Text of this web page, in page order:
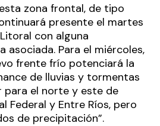
zona frontal, de tipo
presente el martes
con alguna
asociada. Para el miércoles,
frente frío potenciará la
de lluvias y tormentas
para el norte y este de
Federal y Entre Ríos, pero
de precipitación”.